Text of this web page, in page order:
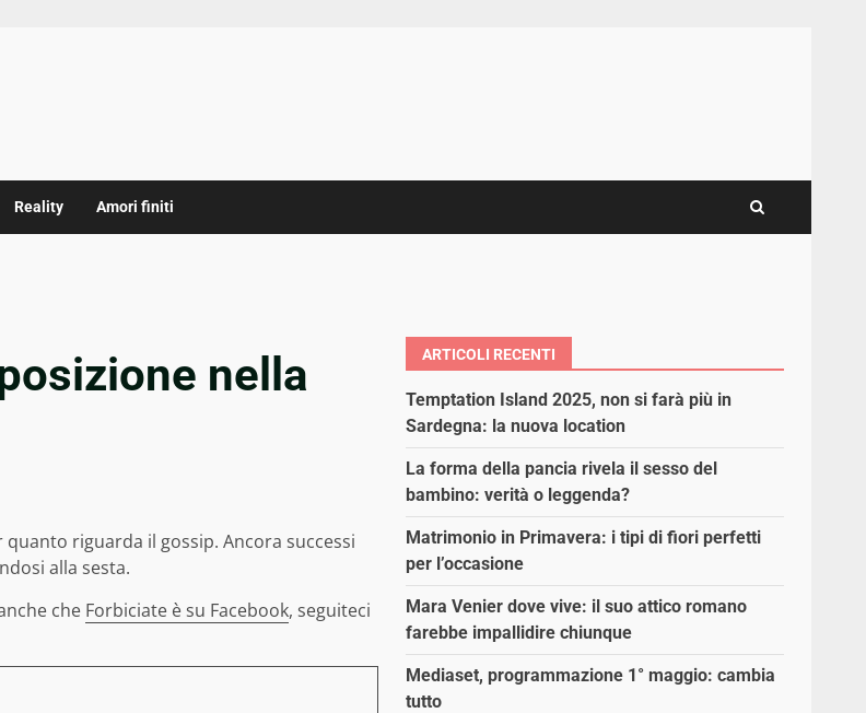
Reality Amori finiti
nella
quanto riguarda il gossip. Ancora successi
alla sesta.
che Forbiciate è su Facebook, seguiteci
ARTICOLI RECENTI
Temptation Island 2025, non si farà più in
Sardegna: la nuova location
La forma della pancia rivela il sesso del
bambino: verità o leggenda?
Matrimonio in Primavera: i tipi di fiori perfetti
per l’occasione
Mara Venier dove vive: il suo attico romano
farebbe impallidire chiunque
Mediaset, programmazione 1° maggio: cambia
tutto